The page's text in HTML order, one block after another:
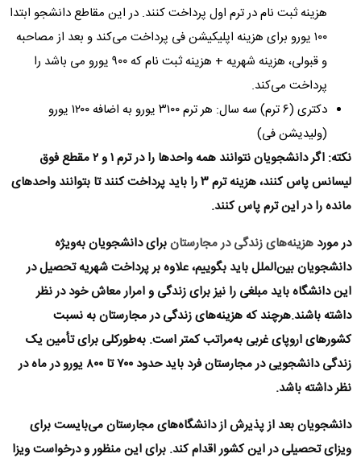
هزینه ثبت نام در ترم اول پرداخت کنند. در این مقاطع دانشجو ابتدا
۱۰۰ یورو برای هزینه اپلیکیشن فی پرداخت می‌کند و بعد از مصاحبه
و قبولی، هزینه شهریه + هزینه ثبت نام که ۹۰۰ یورو می باشد را
پرداخت می‌کند.
دکتری (۶ ترم) سه سال: هر ترم ۳۱۰۰ یورو به اضافه ۱۲۰۰ یورو
(ولیدیشن فی)
نکته: اگر دانشجویان نتوانند همه واحدها را در ترم ۱ و ۲ مقطع فوق
لیسانس پاس کنند، هزینه ترم ۳ را باید پرداخت کنند تا بتوانند واحد‌های
مانده را در این ترم پاس کنند.
در مورد هزینه‌های زندگی در مجارستانبرای دانشجویان به‌ویژه
دانشجویان بین‌الملل باید بگوییم، علاوه بر پرداخت شهریه تحصیل در
این دانشگاه باید مبلغی را نیز برای زندگی و امرار معاش خود در نظر
داشته باشند.هرچند که هزینه‌های زندگی در مجارستان به نسبت
کشورهای اروپای غربی به‌مراتب کمتر است. به‌طورکلی برای تأمین یک
زندگی دانشجویی در مجارستان فرد باید حدود ۷۰۰ تا ۸۰۰ یورو در ماه در
نظر داشته باشد.
دانشجویان بعد از پذیرش از دانشگاه‌های مجارستان می‌بایست برای
ویزای تحصیلی در این کشور اقدام کند. برای این منظور و درخواست ویزا